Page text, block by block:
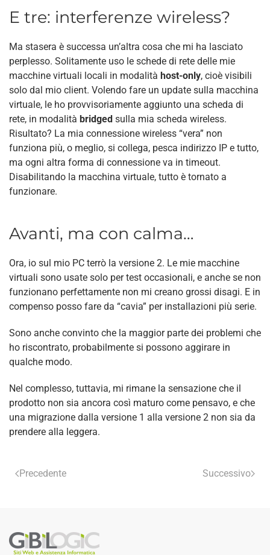
E tre: interferenze wireless?
Ma stasera è successa un’altra cosa che mi ha lasciato
perplesso. Solitamente uso le schede di rete delle mie
macchine virtuali locali in modalità host-only, cioè visibili
solo dal mio client. Volendo fare un update sulla macchina
virtuale, le ho provvisoriamente aggiunto una scheda di
rete, in modalità bridged sulla mia scheda wireless.
Risultato? La mia connessione wireless “vera” non
funziona più, o meglio, si collega, pesca indirizzo IP e tutto,
ma ogni altra forma di connessione va in timeout.
Disabilitando la macchina virtuale, tutto è tornato a
funzionare.
Avanti, ma con calma…
Ora, io sul mio PC terrò la versione 2. Le mie macchine
virtuali sono usate solo per test occasionali, e anche se non
funzionano perfettamente non mi creano grossi disagi. E in
compenso posso fare da “cavia” per installazioni più serie.
Sono anche convinto che la maggior parte dei problemi che
ho riscontrato, probabilmente si possono aggirare in
qualche modo.
Nel complesso, tuttavia, mi rimane la sensazione che il
prodotto non sia ancora così maturo come pensavo, e che
una migrazione dalla versione 1 alla versione 2 non sia da
prendere alla leggera.
Precedente Successivo